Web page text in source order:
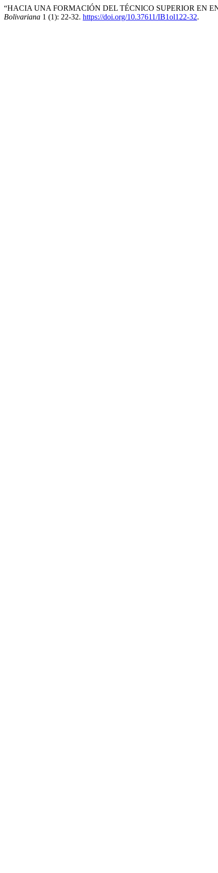
“HACIA UNA FORMACIÓN DEL TÉCNICO SUPERIOR EN
Bolivariana 1 (1): 22-32. https://doi.org/10.37611/IB1ol122-32.